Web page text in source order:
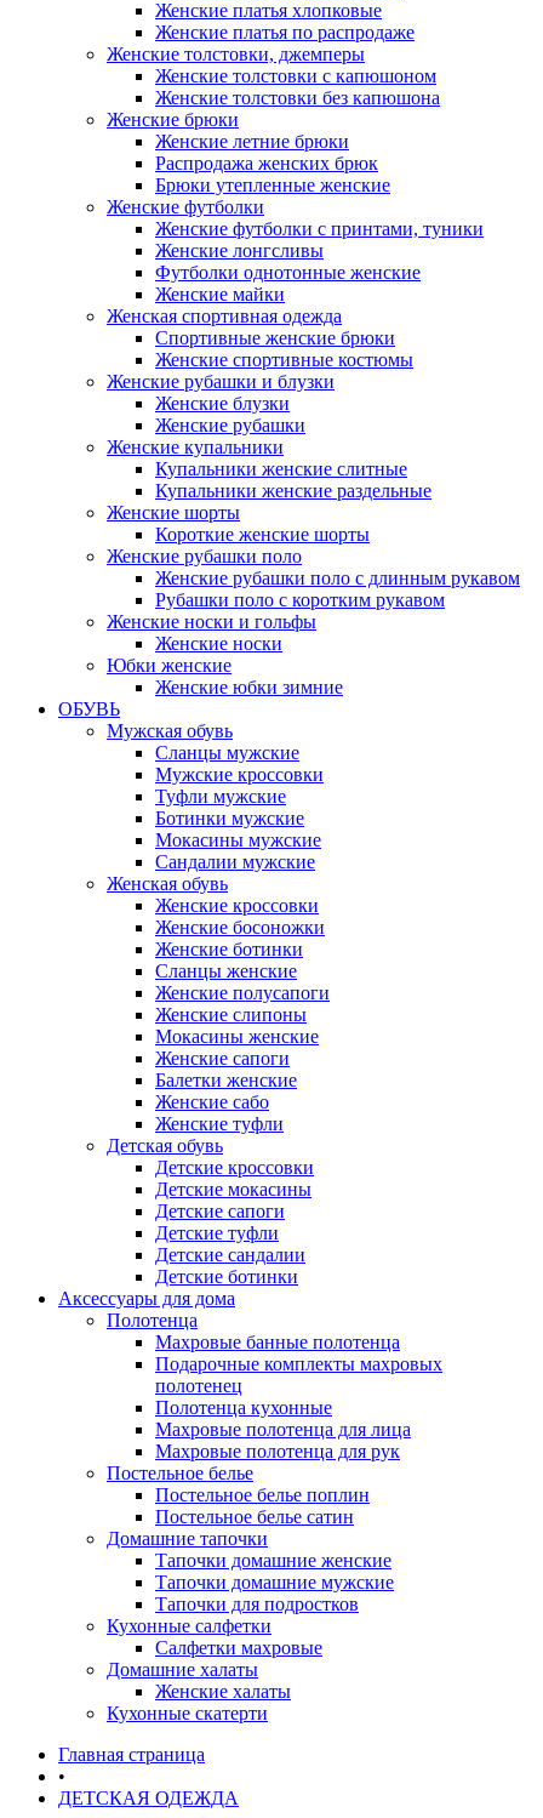
Женские платья хлопковые
Женские платья по распродаже
Женские толстовки, джемперы
Женские толстовки с капюшоном
Женские толстовки без капюшона
Женские брюки
Женские летние брюки
Распродажа женских брюк
Брюки утепленные женские
Женские футболки
Женские футболки с принтами, туники
Женские лонгсливы
Футболки однотонные женские
Женские майки
Женская спортивная одежда
Спортивные женские брюки
Женские спортивные костюмы
Женские рубашки и блузки
Женские блузки
Женские рубашки
Женские купальники
Купальники женские слитные
Купальники женские раздельные
Женские шорты
Короткие женские шорты
Женские рубашки поло
Женские рубашки поло с длинным рукавом
Рубашки поло с коротким рукавом
Женские носки и гольфы
Женские носки
Юбки женские
Женские юбки зимние
ОБУВЬ
Мужская обувь
Сланцы мужские
Мужские кроссовки
Туфли мужские
Ботинки мужские
Мокасины мужские
Сандалии мужские
Женская обувь
Женские кроссовки
Женские босоножки
Женские ботинки
Сланцы женские
Женские полусапоги
Женские слипоны
Мокасины женские
Женские сапоги
Балетки женские
Женские сабо
Женские туфли
Детская обувь
Детские кроссовки
Детские мокасины
Детские сапоги
Детские туфли
Детские сандалии
Детские ботинки
Аксессуары для дома
Полотенца
Махровые банные полотенца
Подарочные комплекты махровых
полотенец
Полотенца кухонные
Махровые полотенца для лица
Махровые полотенца для рук
Постельное белье
Постельное белье поплин
Постельное белье сатин
Домашние тапочки
Тапочки домашние женские
Тапочки домашние мужские
Тапочки для подростков
Кухонные салфетки
Салфетки махровые
Домашние халаты
Женские халаты
Кухонные скатерти
Главная страница
•
ДЕТСКАЯ ОДЕЖДА